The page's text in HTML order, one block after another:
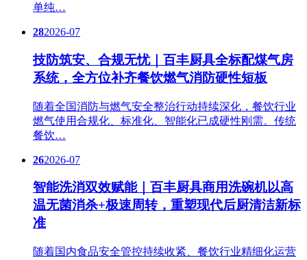
单纯…
282026-07
技防筑安、合规无忧｜百丰厨具全标配煤气房
系统，全方位补齐餐饮燃气消防硬性短板
随着全国消防与燃气安全整治行动持续深化，餐饮行业
燃气使用合规化、标准化、智能化已成硬性刚需。传统
餐饮…
262026-07
智能洗消双效赋能｜百丰厨具商用洗碗机以高
温无菌消杀+极速周转，重塑现代后厨清洁新标
准
随着国内食品安全管控持续收紧、餐饮行业精细化运营